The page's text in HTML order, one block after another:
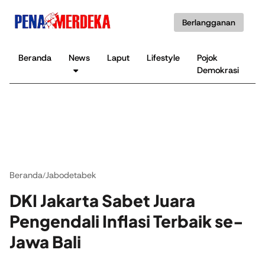
Berlangganan
Beranda News Laput Lifestyle
Pojok
Demokrasi
Beranda/Jabodetabek
DKI Jakarta Sabet Juara
Pengendali Inflasi Terbaik se-
Jawa Bali